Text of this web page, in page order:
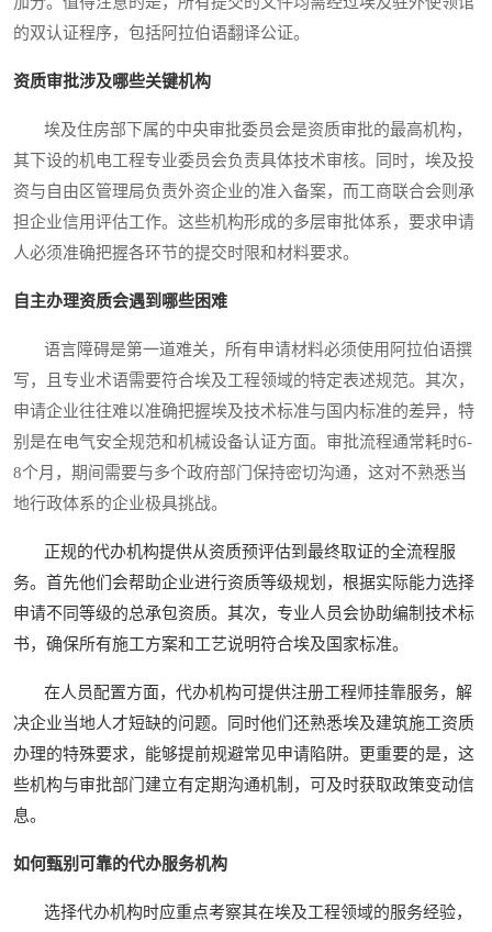
的双认证程序，包括阿拉伯语翻译公证。
资质审批涉及哪些关键机构
埃及住房部下属的中央审批委员会是资质审批的最高机构，
其下设的机电工程专业委员会负责具体技术审核。同时，埃及投
资与自由区管理局负责外资企业的准入备案，而工商联合会则承
担企业信用评估工作。这些机构形成的多层审批体系，要求申请
人必须准确把握各环节的提交时限和材料要求。
自主办理资质会遇到哪些困难
语言障碍是第一道难关，所有申请材料必须使用阿拉伯语撰
写，且专业术语需要符合埃及工程领域的特定表述规范。其次，
申请企业往往难以准确把握埃及技术标准与国内标准的差异，特
别是在电气安全规范和机械设备认证方面。审批流程通常耗时6-
8个月，期间需要与多个政府部门保持密切沟通，这对不熟悉当
地行政体系的企业极具挑战。
正规的代办机构提供从资质预评估到最终取证的全流程服
务。首先他们会帮助企业进行资质等级规划，根据实际能力选择
申请不同等级的总承包资质。其次，专业人员会协助编制技术标
书，确保所有施工方案和工艺说明符合埃及国家标准。
在人员配置方面，代办机构可提供注册工程师挂靠服务，解
决企业当地人才短缺的问题。同时他们还熟悉埃及建筑施工资质
办理的特殊要求，能够提前规避常见申请陷阱。更重要的是，这
些机构与审批部门建立有定期沟通机制，可及时获取政策变动信
息。
如何甄别可靠的代办服务机构
选择代办机构时应重点考察其在埃及工程领域的服务经验，